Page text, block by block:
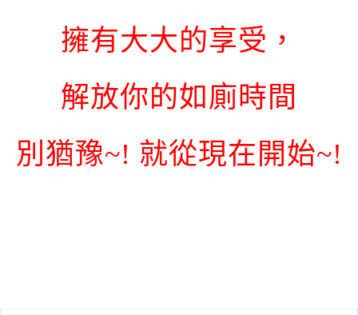
擁有大大的享受，
解放你的如廁時間
別猶豫~! 就從現在開始~!